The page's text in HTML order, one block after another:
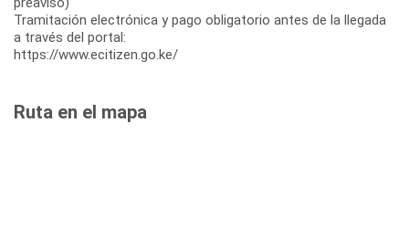
Tramitación electrónica y pago obligatorio antes de la llegada
a través del portal:
https://www.ecitizen.go.ke/
Ruta en el mapa